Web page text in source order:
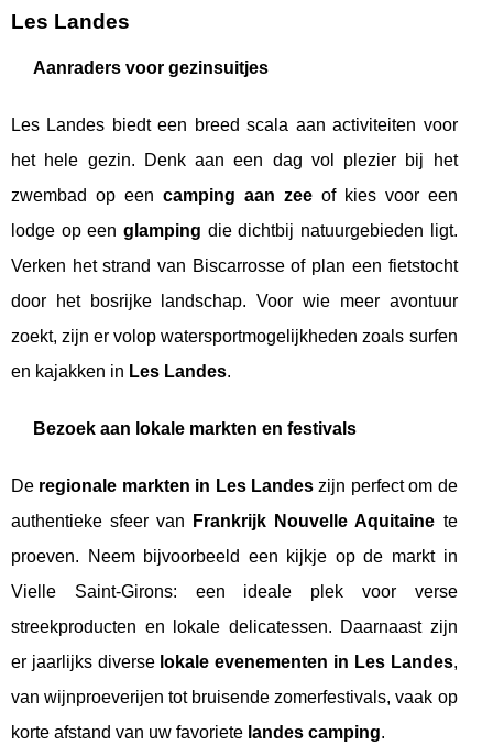
Les Landes
Aanraders voor gezinsuitjes
Les Landes biedt een breed scala aan activiteiten voor
het hele gezin. Denk aan een dag vol plezier bij het
zwembad op een camping aan zeeof kies voor een
lodge op een glamping die dichtbij natuurgebieden ligt.
Verken het strand van Biscarrosse of plan een fietstocht
door het bosrijke landschap. Voor wie meer avontuur
zoekt, zijn er volop watersportmogelijkheden zoals surfen
en kajakken in Les Landes.
Bezoek aan lokale markten en festivals
De regionale markten in Les Landes zijn perfect om de
authentieke sfeer van
Frankrijk Nouvelle Aquitaine te
proeven. Neem bijvoorbeeld een kijkje op de markt in
Vielle Saint-Girons: een ideale plek voor verse
streekproducten en lokale delicatessen. Daarnaast zijn
er jaarlijks diverse lokale evenementen in Les Landes,
van wijnproeverijen tot bruisende zomerfestivals, vaak op
korte afstand van uw favoriete landes camping.